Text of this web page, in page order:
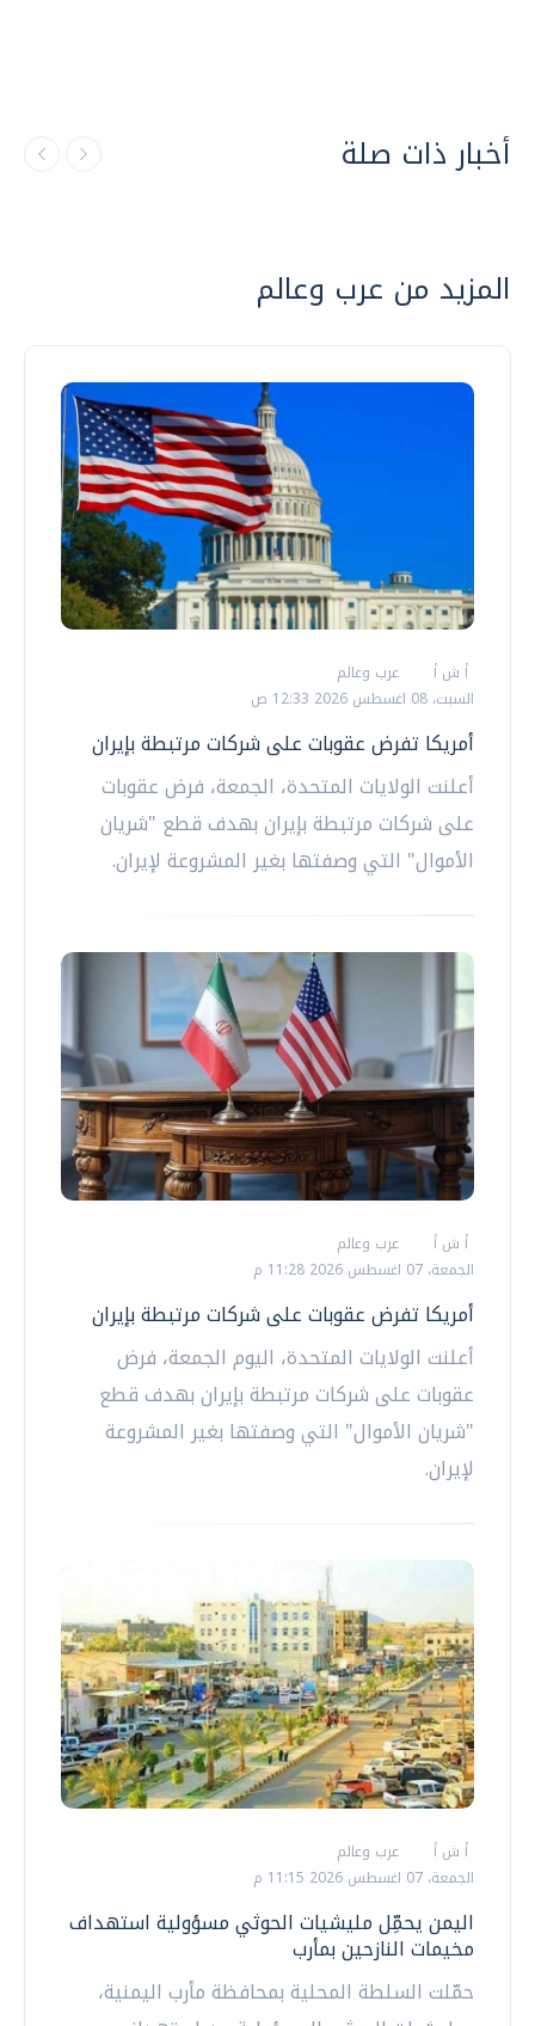
أخبار ذات صلة
المزيد من عرب وعالم
أ ش أ
عرب وعالم
السبت، 08 اغسطس 2026 12:33 ص
أمريكا تفرض عقوبات على شركات مرتبطة بإيران
أعلنت الولايات المتحدة، الجمعة، فرض عقوبات
على شركات مرتبطة بإيران بهدف قطع "شريان
الأموال" التي وصفتها بغير المشروعة لإيران.
أ ش أ
عرب وعالم
الجمعة، 07 اغسطس 2026 11:28 م
أمريكا تفرض عقوبات على شركات مرتبطة بإيران
أعلنت الولايات المتحدة، اليوم الجمعة، فرض
عقوبات على شركات مرتبطة بإيران بهدف قطع
"شريان الأموال" التي وصفتها بغير المشروعة
لإيران.
أ ش أ
عرب وعالم
الجمعة، 07 اغسطس 2026 11:15 م
اليمن يحمِّل مليشيات الحوثي مسؤولية استهداف
مخيمات النازحين بمأرب
حمّلت السلطة المحلية بمحافظة مأرب اليمنية،